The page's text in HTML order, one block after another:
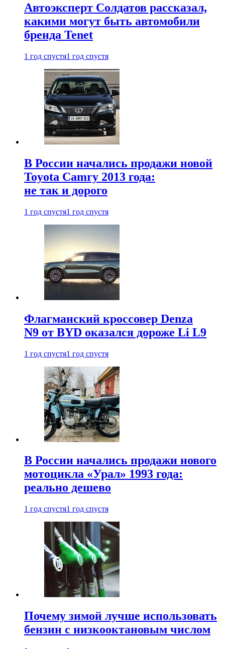
Автоэксперт Солдатов рассказал,
какими могут быть автомобили
бренда Tenet
1 год спустя1 год спустя
В России начались продажи новой
Toyota Camry 2013 года:
не так и дорого
1 год спустя1 год спустя
Флагманский кроссовер Denza
N9 от BYD оказался дороже Li L9
1 год спустя1 год спустя
В России начались продажи нового
мотоцикла «Урал» 1993 года:
реально дешево
1 год спустя1 год спустя
Почему зимой лучше использовать
бензин с низкооктановым числом